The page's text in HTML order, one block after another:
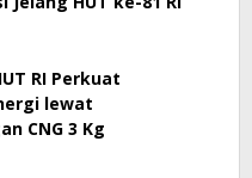
RI Perkuat
lewat
CNG 3 Kg